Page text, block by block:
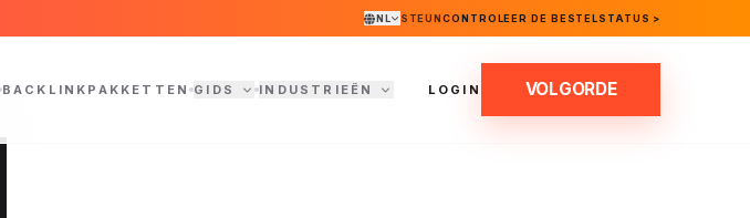
NL STEUNCONTROLEER DE BESTELSTATUS >
BACKLINKPAKKETTEN GIDS INDUSTRIEËN LOGIN VOLGORDE